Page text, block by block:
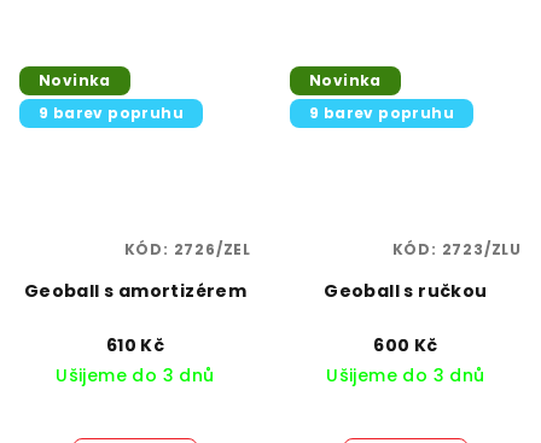
Novinka
9 barev popruhu
Geoball s amortizérem
610 Kč
Ušijeme do 3 dnů
KÓD: 2726/ZEL
Novinka
9 barev popruhu
Geoball s ručkou
600 Kč
Ušijeme do 3 dnů
KÓD: 2723/ZLU